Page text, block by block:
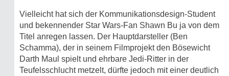
Vielleicht hat sich der Kommunikationsdesign-Student
und bekennender Star Wars-Fan Shawn Bu ja von dem
Titel anregen lassen. Der Hauptdarsteller (Ben
Schamma), der in seinem Filmprojekt den Bösewicht
Darth Maul spielt und ehrbare Jedi-Ritter in der
Teufelsschlucht metzelt, dürfte jedoch mit einer deutlich